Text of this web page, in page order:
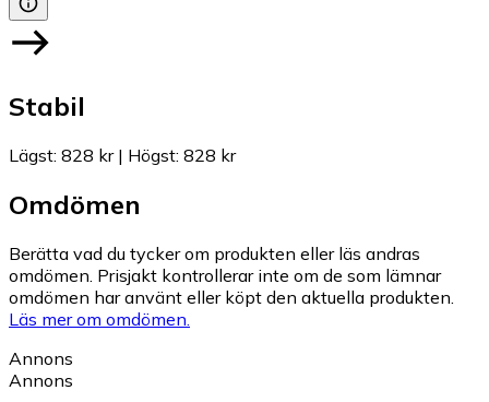
Stabil
Lägst: 828 kr| Högst: 828 kr
Omdömen
Berätta vad du tycker om produkten eller läs andras
omdömen. Prisjakt kontrollerar inte om de som lämnar
omdömen har använt eller köpt den aktuella produkten.
Läs mer om omdömen.
Annons
Annons